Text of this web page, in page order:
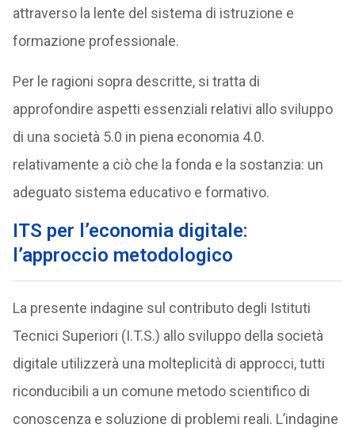
attraverso la lente del sistema di istruzione e
formazione professionale.
Per le ragioni sopra descritte, si tratta di
approfondire aspetti essenziali relativi allo sviluppo
di una società 5.0 in piena economia 4.0.
relativamente a ciò che la fonda e la sostanzia: un
adeguato sistema educativo e formativo.
ITS per l’economia digitale:
l’approccio metodologico
La presente indagine sul contributo degli Istituti
Tecnici Superiori (I.T.S.) allo sviluppo della società
digitale utilizzerà una molteplicità di approcci, tutti
riconducibili a un comune metodo scientifico di
conoscenza e soluzione di problemi reali. L’indagine